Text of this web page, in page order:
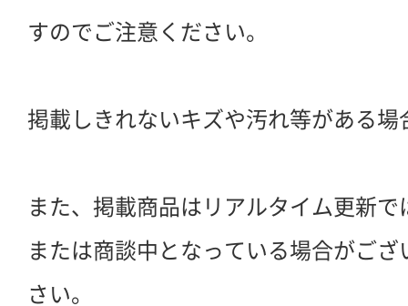
すのでご注意ください。
掲載しきれないキズや汚れ等がある場
また、掲載商品はリアルタイム更新
または商談中となっている場合がご
さい。